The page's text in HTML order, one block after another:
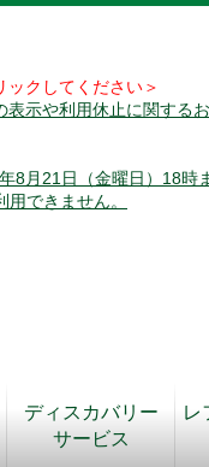
クしてください＞
表示や利用休止に関する
8月21日（金曜日）18時
できません。
ディスカバリー
サービス
レ